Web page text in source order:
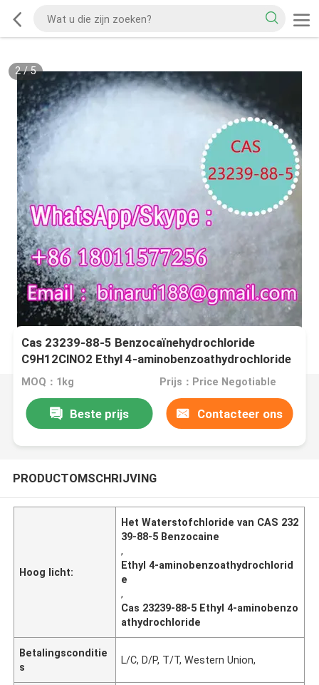
2/5
Cas 23239-88-5 Benzocaïnehydrochloride
C9H12ClNO2 Ethyl 4-aminobenzoathydrochloride
MOQ：1kg Prijs：Price Negotiable
Beste prijs Contacteer ons
PRODUCTOMSCHRIJVING
Hoog licht:
Het Waterstofchloride van CAS 232
39-88-5 Benzocaine
,
Ethyl 4-aminobenzoathydrochlorid
e
,
Cas 23239-88-5 Ethyl 4-aminobenzo
athydrochloride
Betalingsconditie
s
L/C, D/P, T/T, Western Union,